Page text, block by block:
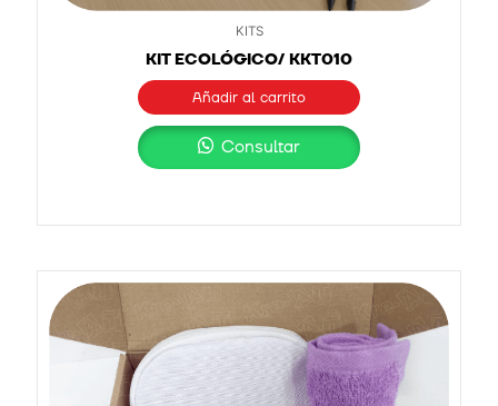
KITS
KIT ECOLÓGICO/ KKT010
Añadir al carrito
Consultar